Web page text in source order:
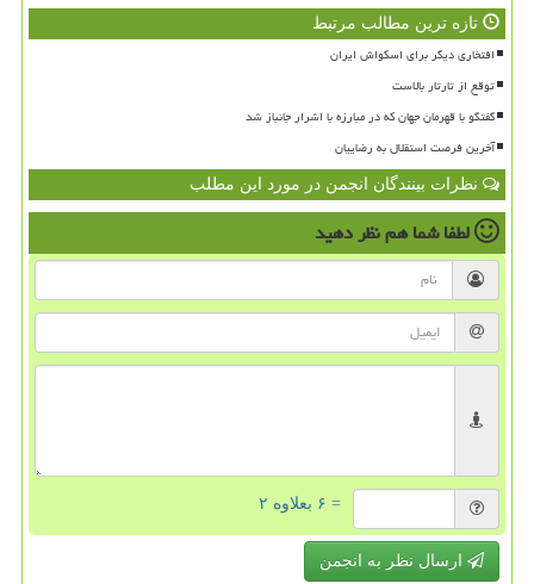
تازه ترین مطالب مرتبط
افتخاری دیگر برای اسکواش ایران
توقع از تارتار بالاست
گفتگو با قهرمان جهان که در مبارزه با اشرار جانباز شد
آخرین فرصت استقلال به رضاییان
نظرات بینندگان انجمن در مورد این مطلب
لطفا شما همنظر دهید
= ۶ بعلاوه ۲
ارسال نظر به انجمن